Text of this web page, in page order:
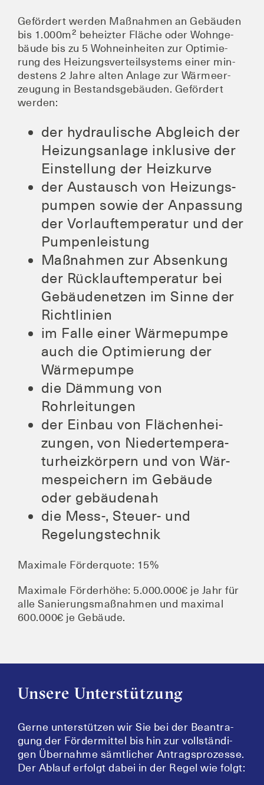
Geför­dert wer­den Maß­nah­men an Gebäu­den
bis 1.000m² beheiz­ter Flä­che oder Wohn­ge­
bäu­de bis zu 5 Wohn­ein­hei­ten zur Opti­mie­
rung des Hei­zungs­ver­teil­sys­tems einer min­
des­tens 2 Jah­re alten Anla­ge zur Wär­me­er­
zeu­gung in Bestands­ge­bäu­den. Geför­dert
werden:
der hydrau­li­sche Abgleich der
Hei­zungs­an­la­ge inklu­si­ve der
Ein­stel­lung der Heizkurve
der Aus­tausch von Hei­zungs­
pum­pen sowie der Anpas­sung
der Vor­lauf­tem­pe­ra­tur und der
Pumpenleistung
Maß­nah­men zur Absen­kung
der Rück­lauf­tem­pe­ra­tur bei
Gebäu­den­et­zen im Sin­ne der
Richtlinien
im Fal­le einer Wär­me­pum­pe
auch die Opti­mie­rung der
Wärmepumpe
die Däm­mung von
Rohrleitungen
der Ein­bau von Flä­chen­hei­
zun­gen, von Nie­der­tem­pe­ra­
tur­heiz­kör­pern und von Wär­
me­spei­chern im Gebäu­de
oder gebäudenah
die Mess‑, Steu­er- und
Regelungstechnik
Maxi­ma­le För­der­quo­te: 15%
Maxi­ma­le För­der­hö­he: 5.000.000€ je Jahr für
alle Sanie­rungs­maß­nah­men und maxi­mal
600.000€ je Gebäude.
Unsere Unterstützung
Ger­ne unter­stüt­zen wir Sie bei der Bean­tra­
gung der För­der­mit­tel bis hin zur voll­stän­di­
gen Über­nah­me sämt­li­cher Antrags­pro­zes­se.
Der Ablauf erfolgt dabei in der Regel wie folgt: